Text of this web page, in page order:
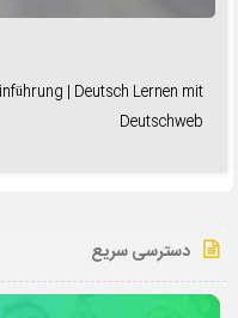
| Deutsch Lernen mit
Deutschweb
دسترسی سریع